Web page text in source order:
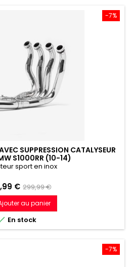
-7%
SUPPRESSION CATALYSEUR
S1000RR (10-14)
sport en inox
€ Prix
de
référence
299,99 €
au panier
En stock
-7%